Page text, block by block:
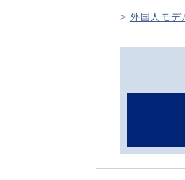
外国人モデ